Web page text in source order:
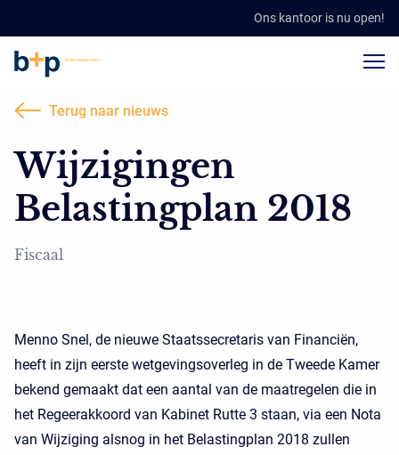
Ons kantoor is nu open!
Terug naar nieuws
Wijzigingen
Belastingplan 2018
Fiscaal
Menno Snel, de nieuwe Staatssecretaris van Financiën,
heeft in zijn eerste wetgevingsoverleg in de Tweede Kamer
bekend gemaakt dat een aantal van de maatregelen die in
het Regeerakkoord van Kabinet Rutte 3 staan, via een Nota
van Wijziging alsnog in het Belastingplan 2018 zullen